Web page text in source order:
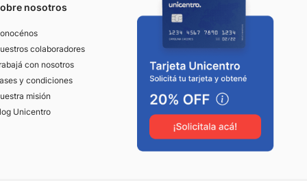
nosotros
colaboradores
con nosotros
y condiciones
misión
Unicentro